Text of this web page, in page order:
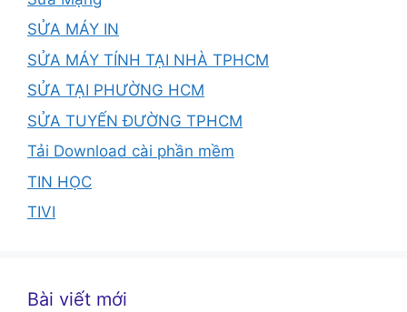
SỬA MÁY IN
SỬA MÁY TÍNH TẠI NHÀ TPHCM
SỬA TẠI PHƯỜNG HCM
SỬA TUYẾN ĐƯỜNG TPHCM
Tải Download cài phần mềm
TIN HỌC
TIVI
Bài viết mới